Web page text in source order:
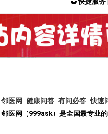
邻医网 健康问答 有问必答 快速
邻医网（999ask）是全国最专业